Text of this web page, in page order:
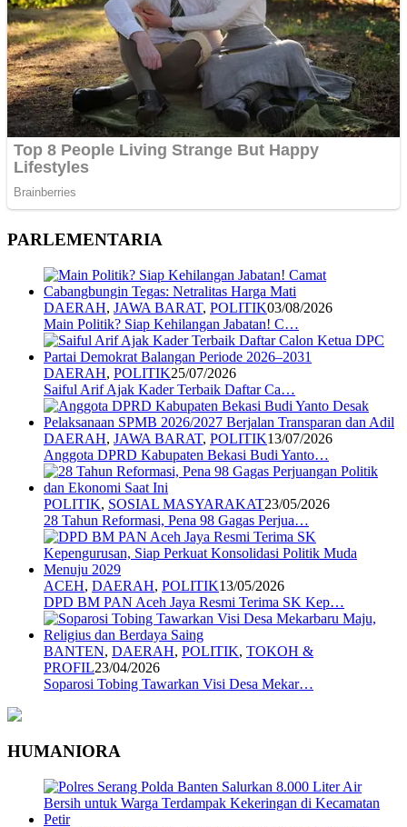
PARLEMENTARIA
DAERAH, JAWA BARAT, POLITIK03/08/2026
Main Politik? Siap Kehilangan Jabatan! C…
DAERAH, POLITIK25/07/2026
Saiful Arif Ajak Kader Terbaik Daftar Ca…
DAERAH, JAWA BARAT, POLITIK13/07/2026
Anggota DPRD Kabupaten Bekasi Budi Yanto…
POLITIK, SOSIAL MASYARAKAT23/05/2026
28 Tahun Reformasi, Pena 98 Gagas Perjua…
ACEH, DAERAH, POLITIK13/05/2026
DPD BM PAN Aceh Jaya Resmi Terima SK Kep…
BANTEN, DAERAH, POLITIK, TOKOH &
PROFIL23/04/2026
Soparosi Tobing Tawarkan Visi Desa Mekar…
HUMANIORA